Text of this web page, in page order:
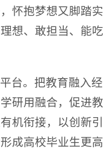
怀抱梦想又脚踏实
想、敢担当、能吃
台。把教育融入经
研用融合，促进教
机衔接，以创新引
成高校毕业生更高